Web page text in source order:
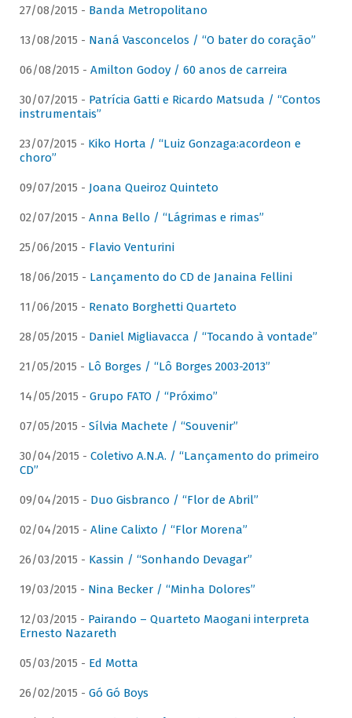
27/08/2015 - Banda Metropolitano
13/08/2015 - Naná Vasconcelos / “O bater do coração”
06/08/2015 - Amilton Godoy / 60 anos de carreira
30/07/2015 - Patrícia Gatti e Ricardo Matsuda / “Contos
instrumentais”
23/07/2015 - Kiko Horta / “Luiz Gonzaga:acordeon e
choro”
09/07/2015 - Joana Queiroz Quinteto
02/07/2015 - Anna Bello / “Lágrimas e rimas”
25/06/2015 - Flavio Venturini
18/06/2015 - Lançamento do CD de Janaina Fellini
11/06/2015 - Renato Borghetti Quarteto
28/05/2015 - Daniel Migliavacca / “Tocando à vontade”
21/05/2015 - Lô Borges / “Lô Borges 2003-2013”
14/05/2015 - Grupo FATO / “Próximo”
07/05/2015 - Sílvia Machete / “Souvenir”
30/04/2015 - Coletivo A.N.A. / “Lançamento do primeiro
CD”
09/04/2015 - Duo Gisbranco / “Flor de Abril”
02/04/2015 - Aline Calixto / “Flor Morena”
26/03/2015 - Kassin / “Sonhando Devagar”
19/03/2015 - Nina Becker / “Minha Dolores”
12/03/2015 - Pairando – Quarteto Maogani interpreta
Ernesto Nazareth
05/03/2015 - Ed Motta
26/02/2015 - Gó Gó Boys